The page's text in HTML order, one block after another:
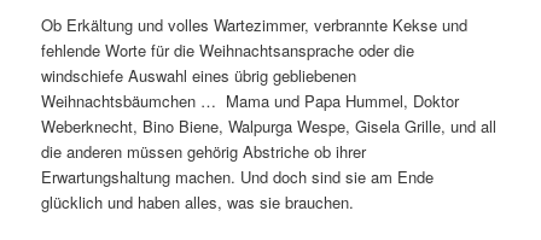
Ob Erkältung und volles Wartezimmer, verbrannte Kekse und
fehlende Worte für die Weihnachtsansprache oder die
windschiefe Auswahl eines übrig gebliebenen
Weihnachtsbäumchen … Mama und Papa Hummel, Doktor
Weberknecht, Bino Biene, Walpurga Wespe, Gisela Grille, und all
die anderen müssen gehörig Abstriche ob ihrer
Erwartungshaltung machen. Und doch sind sie am Ende
glücklich und haben alles, was sie brauchen.